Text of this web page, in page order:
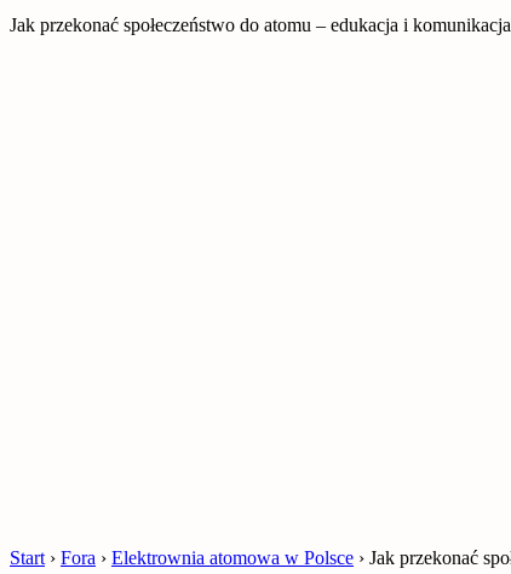
Jak przekonać społeczeństwo do atomu – edukacja i komunikacja
Start › Fora › Elektrownia atomowa w Polsce › Jak przekonać